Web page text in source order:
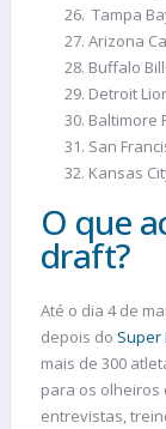
Tampa
Arizona
Buffalo
Detroit
Baltimore
San
Kansas
O que
draft?
Até o dia 4 de
depois do Super
mais de 300
para os olheiros
entrevistas,